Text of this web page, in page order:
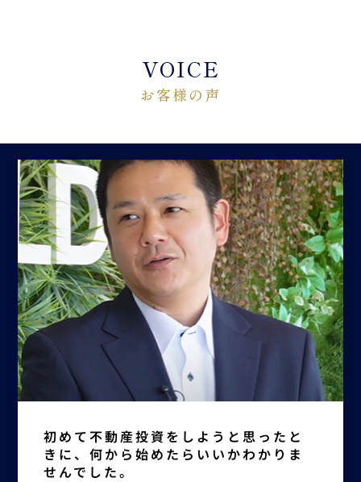
VOICE
お客様の声
初めて不動産投資をしようと思ったと
きに、何から始めたらいいかわかりま
せんでした。